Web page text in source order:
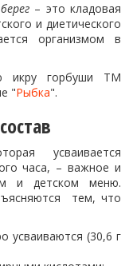
– это кладовая
и диетического
организмом в
икру горбуши ТМ
"Рыбка".
усваивается
часа, – важное и
и детском меню.
тем, что
усваиваются (30,6 г